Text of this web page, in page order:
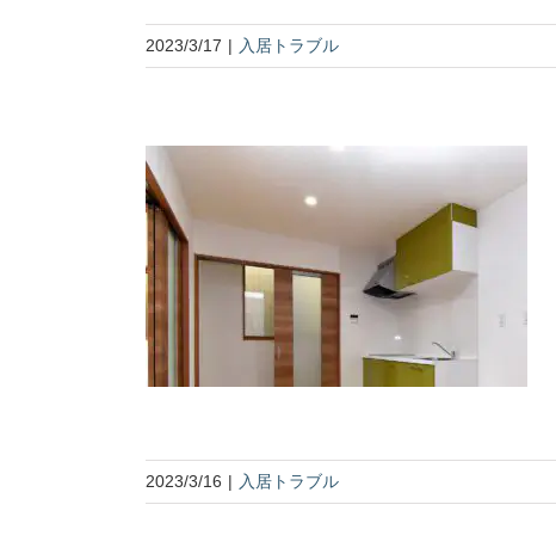
2023/3/17 | 入居トラブル
2023/3/16 | 入居トラブル